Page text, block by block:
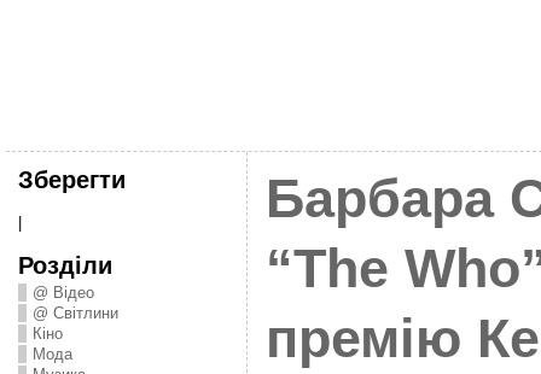
Зберегти
Розділи
@ Відео
@ Світлини
Кіно
Мода
Барбара
“The
премію